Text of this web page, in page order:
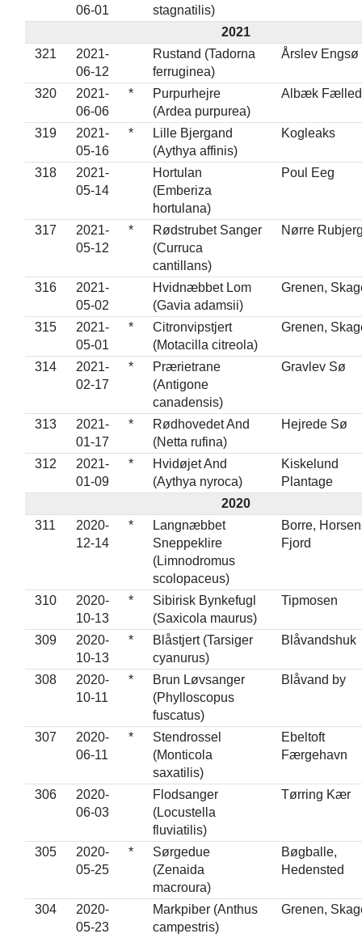
06-01
stagnatilis)
2021
321
2021-
06-12
Rustand (Tadorna
ferruginea)
Årslev Engsø
320
2021-
06-06
*
Purpurhejre
(Ardea purpurea)
Albæk Fælled
319
2021-
05-16
*
Lille Bjergand
(Aythya affinis)
Kogleaks
318
2021-
05-14
Hortulan
(Emberiza
hortulana)
Poul Eeg
317
2021-
05-12
*
Rødstrubet Sanger
(Curruca
cantillans)
Nørre
316
2021-
05-02
Hvidnæbbet Lom
(Gavia adamsii)
Grenen,
315
2021-
05-01
*
Citronvipstjert
(Motacilla citreola)
Grenen,
314
2021-
02-17
*
Prærietrane
(Antigone
canadensis)
Gravlev Sø
313
2021-
01-17
*
Rødhovedet And
(Netta rufina)
Hejrede Sø
312
2021-
01-09
*
Hvidøjet And
(Aythya nyroca)
Kiskelund
Plantage
2020
311
2020-
12-14
*
Langnæbbet
Sneppeklire
(Limnodromus
scolopaceus)
Borre,
Fjord
310
2020-
10-13
*
Sibirisk Bynkefugl
(Saxicola maurus)
Tipmosen
309
2020-
10-13
*
Blåstjert (Tarsiger
cyanurus)
Blåvandshuk
308
2020-
10-11
*
Brun Løvsanger
(Phylloscopus
fuscatus)
Blåvand by
307
2020-
06-11
*
Stendrossel
(Monticola
saxatilis)
Ebeltoft
Færgehavn
306
2020-
06-03
Flodsanger
(Locustella
fluviatilis)
Tørring Kær
305
2020-
05-25
*
Sørgedue
(Zenaida
macroura)
Bøgballe,
Hedensted
304
2020-
05-23
Markpiber (Anthus
campestris)
Grenen,